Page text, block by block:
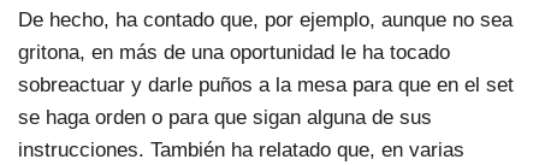
De hecho, ha contado que, por ejemplo, aunque no sea
gritona, en más de una oportunidad le ha tocado
sobreactuar y darle puños a la mesa para que en el set
se haga orden o para que sigan alguna de sus
instrucciones. También ha relatado que, en varias